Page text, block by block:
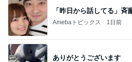
「昨日から話してる」斉
Amebaトピックス 1日前
ありがとうございます